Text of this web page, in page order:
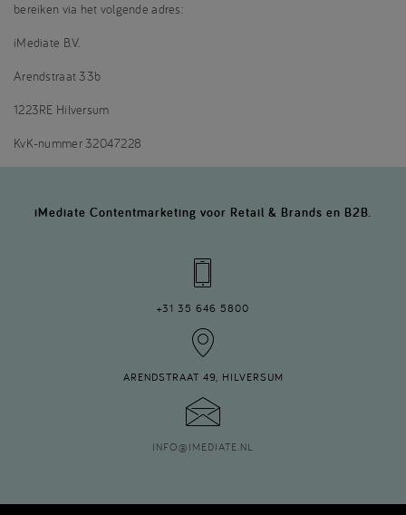
bereiken via het volgende adres:
iMediate B.V.
Arendstraat 33b
1223RE Hilversum
KvK-nummer 32047228
iMediate Contentmarketing voor Retail & Brands en B2B.
+31 35 646 5800
ARENDSTRAAT 49, HILVERSUM
INFO@ IMEDIATE.NL